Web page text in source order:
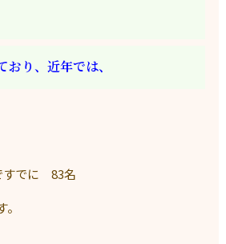
おり、近年では、
すでに83名